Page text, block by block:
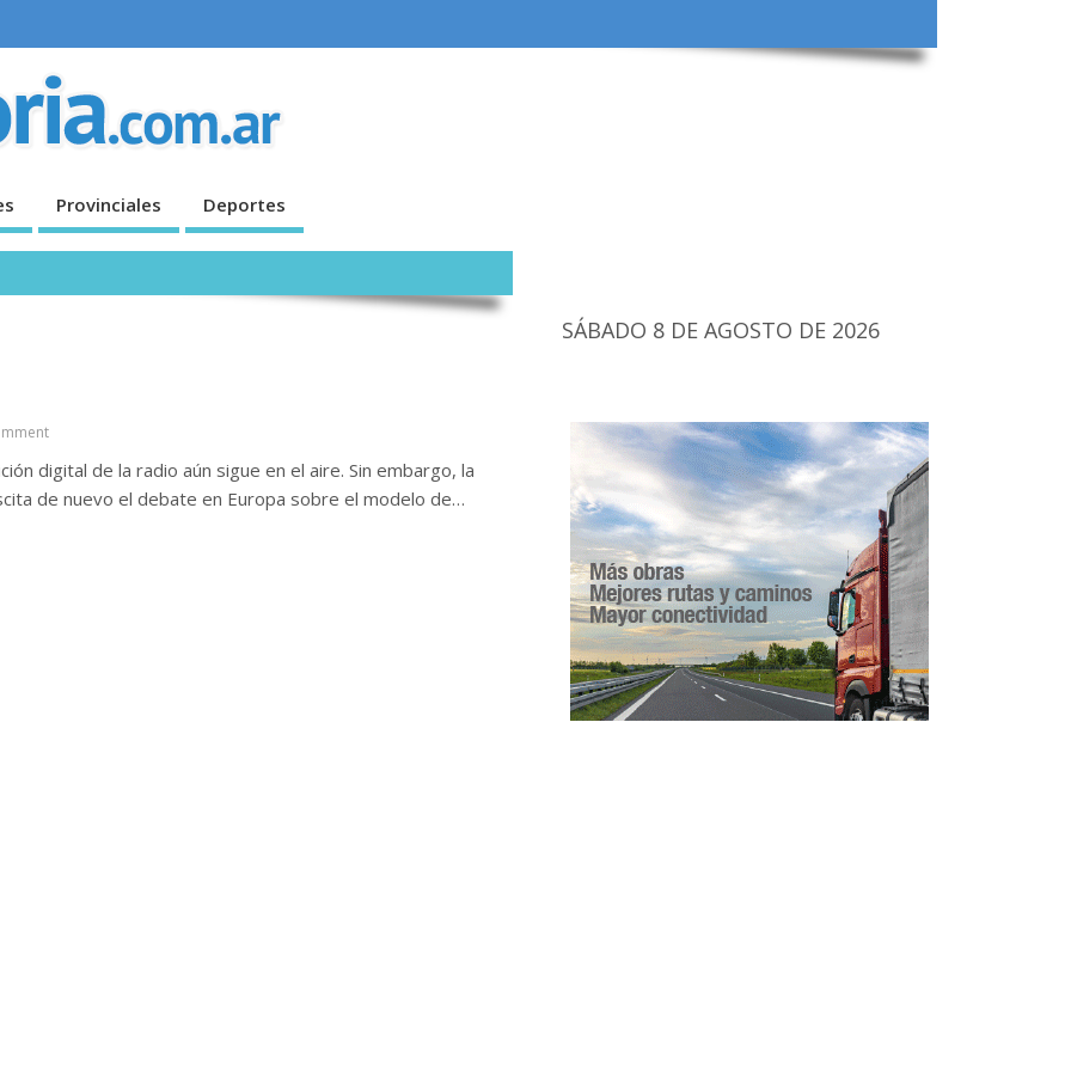
Provinciales Deportes
digital de la radio aún sigue en el aire. Sin embargo, la
de nuevo el debate en Europa sobre el modelo de…
SÁBADO 8 DE AGOSTO DE 2026